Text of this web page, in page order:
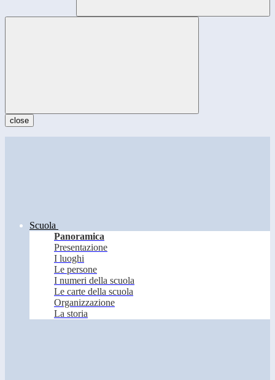
close
Scuola
Panoramica
Presentazione
I luoghi
Le persone
I numeri della scuola
Le carte della scuola
Organizzazione
La storia